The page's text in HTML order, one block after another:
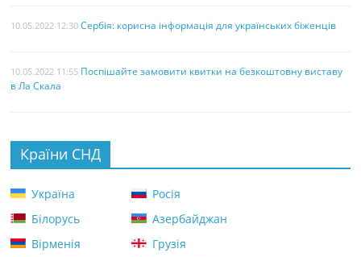
10.05.2022 12:30 Сербія: корисна інформація для українських біженців
10.05.2022 11:55 Поспішайте замовити квитки на безкоштовну виставу
в Ла Скала
Країни СНД
Україна
Росія
Білорусь
Азербайджан
Вірменія
Грузія